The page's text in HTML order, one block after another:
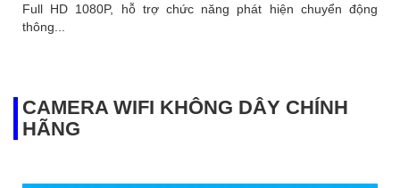
Full HD 1080P, hỗ trợ chức năng phát hiện chuyển động
thông...
CAMERA WIFI KHÔNG DÂY CHÍNH
HÃNG